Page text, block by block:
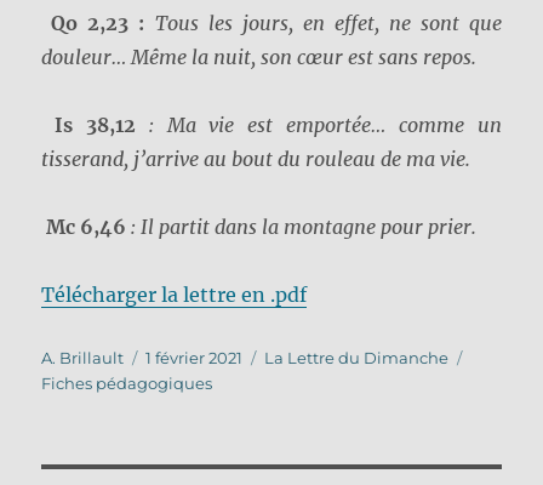
Qo 2,23 : Tous les jours, en effet, ne sont que
douleur… Même la nuit, son cœur est sans repos.
Is 38,12 : Ma vie est emportée… comme un
tisserand, j’arrive au bout du rouleau de ma vie.
Mc 6,46 : Il partit dans la montagne pour prier.
Télécharger la lettre en .pdf
Auteur
A. Brillault
Publié
le
1 février 2021 Catégories
La Lettre du Dimanche
Fiches pédagogiques